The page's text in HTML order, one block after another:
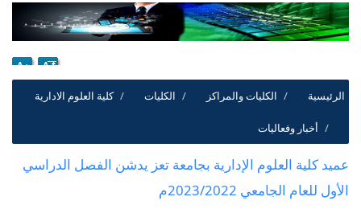
الرئيسية الكليات والمراكز الكليات كلية العلوم الادارية
أخبار وفعاليات
عميد كلية العلوم الإدارية بجامعة تعز يدشن الفصل الدراسي
الأول للعام الجامعي 2023/2022م